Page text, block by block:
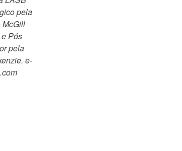
pela
McGill
Pós
pela
e-